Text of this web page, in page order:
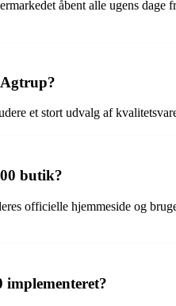
åbent alle ugens
et stort udvalg af
butik?
officielle hjemmeside og